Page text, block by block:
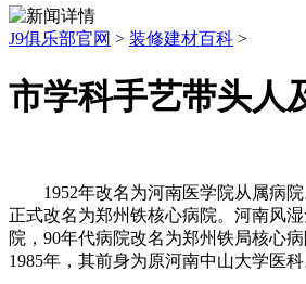
J9俱乐部官网 > 装修建材百科 >
市学科手艺带头人
1952年改名为河南医学院从属病院
正式改名为郑州铁核心病院。河南风
院，90年代病院改名为郑州铁局核心
1985年，其前身为原河南中山大学医